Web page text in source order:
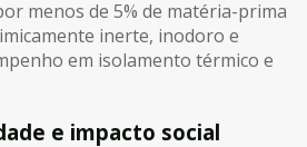
menos de 5% de matéria-prima
inerte, inodoro e
em isolamento térmico e
e impacto social